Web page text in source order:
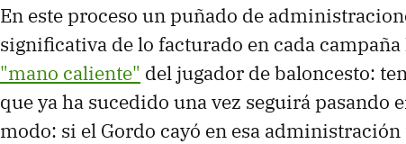
En este proceso un puñado de
significativa de lo facturado en cada campaña
"mano caliente" del jugador de baloncesto:
que ya ha sucedido una vez seguirá pasando
modo: si el Gordo cayó en esa administración